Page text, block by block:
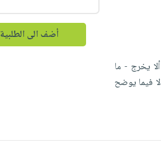
يخرج - ما
فيما يوضح
أضف الى الطلبية